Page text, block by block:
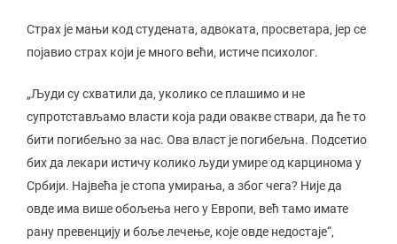
Страх је мањи код студената, адвоката, просветара, јер се
појавио страх који је много већи, истиче психолог.
„Људи су схватили да, уколико се плашимо и не
супротстављамо власти која ради овакве ствари, да ће то
бити погибељно за нас. Ова власт је погибељна. Подсетио
бих да лекари истичу колико људи умире од карцинома у
Србији. Највећа је стопа умирања, а због чега? Није да
овде има више обољења него у Европи, већ тамо имате
рану превенцију и боље лечење, које овде недостаје“,